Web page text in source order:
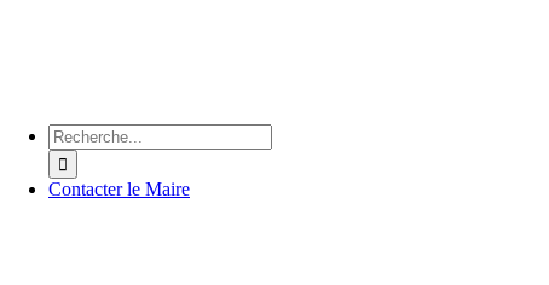
Chercher
:
Contacter le Maire